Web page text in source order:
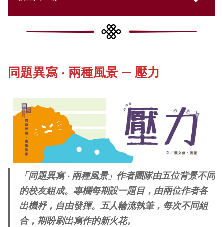
《新亞簡訊》
《新亞書院概覽》
其他書院出版
新亞影集
影片庫
New Asia Then and Now
Our History Gallery
Campus Tour
Fellows of the College
同題異寫 ‧ 兩種風景 — 壓力
「同題異寫 ‧ 兩種風景」作者團隊由五位背景不同
的校友組成。專欄每期設一題目，由兩位作者各
出機杼，自由發揮。五人輪流執筆，每次不同組
合，期盼刷出寫作的新火花。